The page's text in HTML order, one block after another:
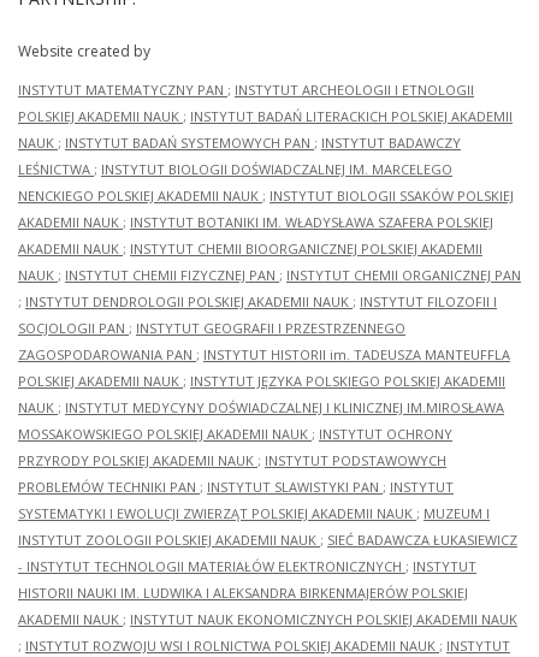
Website created by
INSTYTUT MATEMATYCZNY PAN ; INSTYTUT ARCHEOLOGII I ETNOLOGII
POLSKIEJ AKADEMII NAUK ; INSTYTUT BADAŃ LITERACKICH POLSKIEJ AKADEMII
NAUK ; INSTYTUT BADAŃ SYSTEMOWYCH PAN ; INSTYTUT BADAWCZY
LEŚNICTWA ; INSTYTUT BIOLOGII DOŚWIADCZALNEJ IM. MARCELEGO
NENCKIEGO POLSKIEJ AKADEMII NAUK ; INSTYTUT BIOLOGII SSAKÓW POLSKIEJ
AKADEMII NAUK ; INSTYTUT BOTANIKI IM. WŁADYSŁAWA SZAFERA POLSKIEJ
AKADEMII NAUK ; INSTYTUT CHEMII BIOORGANICZNEJ POLSKIEJ AKADEMII
NAUK ; INSTYTUT CHEMII FIZYCZNEJ PAN ; INSTYTUT CHEMII ORGANICZNEJ PAN
; INSTYTUT DENDROLOGII POLSKIEJ AKADEMII NAUK ; INSTYTUT FILOZOFII I
SOCJOLOGII PAN ; INSTYTUT GEOGRAFII I PRZESTRZENNEGO
ZAGOSPODAROWANIA PAN ; INSTYTUT HISTORII im. TADEUSZA MANTEUFFLA
POLSKIEJ AKADEMII NAUK ; INSTYTUT JĘZYKA POLSKIEGO POLSKIEJ AKADEMII
NAUK ; INSTYTUT MEDYCYNY DOŚWIADCZALNEJ I KLINICZNEJ IM.MIROSŁAWA
MOSSAKOWSKIEGO POLSKIEJ AKADEMII NAUK ; INSTYTUT OCHRONY
PRZYRODY POLSKIEJ AKADEMII NAUK ; INSTYTUT PODSTAWOWYCH
PROBLEMÓW TECHNIKI PAN ; INSTYTUT SLAWISTYKI PAN ; INSTYTUT
SYSTEMATYKI I EWOLUCJI ZWIERZĄT POLSKIEJ AKADEMII NAUK ; MUZEUM I
INSTYTUT ZOOLOGII POLSKIEJ AKADEMII NAUK ; SIEĆ BADAWCZA ŁUKASIEWICZ
- INSTYTUT TECHNOLOGII MATERIAŁÓW ELEKTRONICZNYCH ; INSTYTUT
HISTORII NAUKI IM. LUDWIKA I ALEKSANDRA BIRKENMAJERÓW POLSKIEJ
AKADEMII NAUK ; INSTYTUT NAUK EKONOMICZNYCH POLSKIEJ AKADEMII NAUK
; INSTYTUT ROZWOJU WSI I ROLNICTWA POLSKIEJ AKADEMII NAUK ; INSTYTUT